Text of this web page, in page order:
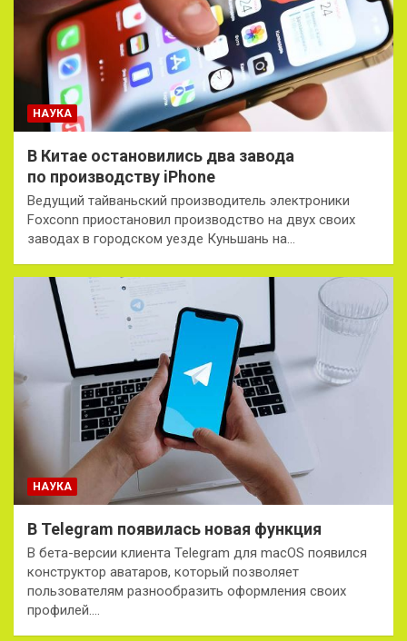
НАУКА
В Китае остановились два завода
по производству iPhone
Ведущий тайваньский производитель электроники
Foxconn приостановил производство на двух своих
заводах в городском уезде Куньшань на…
НАУКА
В Telegram появилась новая функция
В бета-версии клиента Telegram для macOS появился
конструктор аватаров, который позволяет
пользователям разнообразить оформления своих
профилей.…